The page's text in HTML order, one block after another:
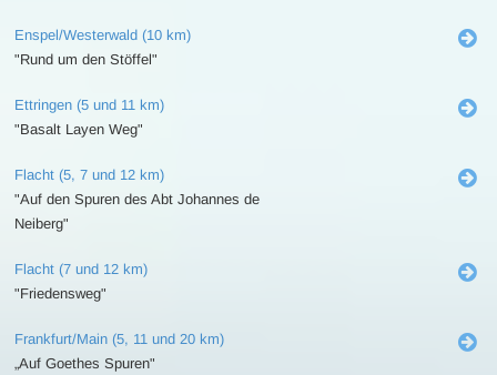
Enspel/Westerwald (10 km)
"Rund um den Stöffel"
Ettringen (5 und 11 km)
"Basalt Layen Weg"
Flacht (5, 7 und 12 km)
"Auf den Spuren des Abt Johannes de
Neiberg"
Flacht (7 und 12 km)
"Friedensweg"
Frankfurt/Main (5, 11 und 20 km)
„Auf Goethes Spuren"